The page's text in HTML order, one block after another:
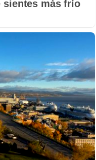
sientes más frío